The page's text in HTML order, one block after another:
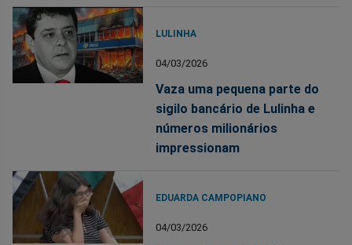
LULINHA
04/03/2026
Vaza uma pequena parte do
sigilo bancário de Lulinha e
números milionários
impressionam
EDUARDA CAMPOPIANO
04/03/2026